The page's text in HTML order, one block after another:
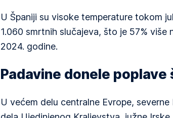
U Španiji su visoke temperature tokom
1.060 smrtnih slučajeva, što je 57% više
2024. godine.
Padavine donele poplave
U većem delu centralne Evrope,